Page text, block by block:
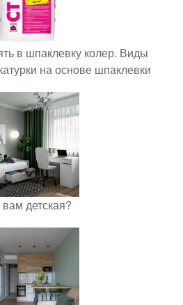
в шпаклевку колер. Виды
на основе шпаклевки
вам детская?